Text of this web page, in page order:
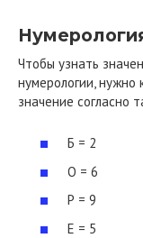
Чтобы узнать
нумерологии, нужно
значение согласно
Б = 2
О = 6
Р = 9
Е = 5